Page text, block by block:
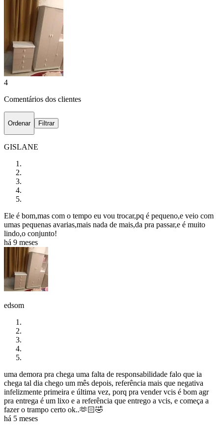
4
Comentários dos clientes
Ordenar Filtrar
GISLANE
Ele é bom,mas com o tempo eu vou trocar,pq é pequeno,e veio com
umas pequenas avarias,mais nada de mais,da pra passar,e é muito
lindo,o conjunto!
há 9 meses
edsom
uma demora pra chega uma falta de responsabilidade falo que ia
chega tal dia chego um mês depois, referência mais que negativa
infelizmente primeira e última vez, porq pra vender vcis é bom agr
pra entrega é um lixo e a referência que entrego a vcis, e começa a
fazer o trampo certo ok..🫶🏻🤣
há 5 meses